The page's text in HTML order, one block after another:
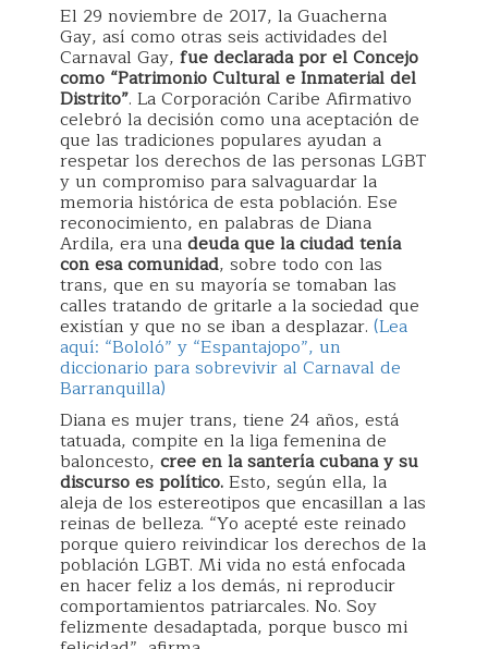
El 29 noviembre de 2017, la Guacherna
Gay, así como otras seis actividades del
Carnaval Gay, fue declarada por el Concejo
como “Patrimonio Cultural e Inmaterial del
Distrito”. La Corporación Caribe Afirmativo
celebró la decisión como una aceptación de
que las tradiciones populares ayudan a
respetar los derechos de las personas LGBT
y un compromiso para salvaguardar la
memoria histórica de esta población. Ese
reconocimiento, en palabras de Diana
Ardila, era unadeuda que la ciudad tenía
con esa comunidad, sobre todo con las
trans, que en su mayoría se tomaban las
calles tratando de gritarle a la sociedad que
existían y que no se iban a desplazar. (Lea
aquí: “Bololó” y “Espantajopo”, un
diccionario para sobrevivir al Carnaval de
Barranquilla)
Diana es mujer trans, tiene 24 años, está
tatuada, compite en la liga femenina de
baloncesto, cree en la santería cubana y su
discurso es político.Esto, según ella, la
aleja de los estereotipos que encasillan a las
reinas de belleza. “Yo acepté este reinado
porque quiero reivindicar los derechos de la
población LGBT. Mi vida no está enfocada
en hacer feliz a los demás, ni reproducir
comportamientos patriarcales. No. Soy
felizmente desadaptada, porque busco mi